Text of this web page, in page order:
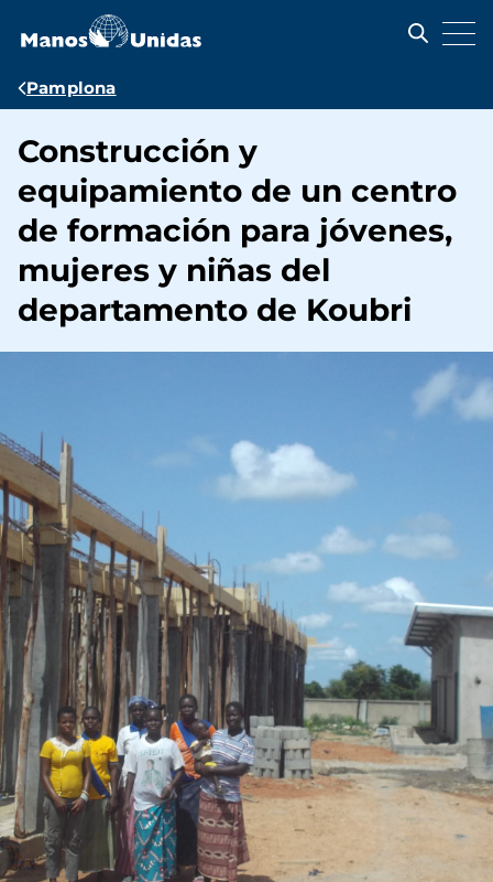
contenido
Ruta
navegación
Pamplona
Construcción y
equipamiento de un centro
de formación para jóvenes,
mujeres y niñas del
departamento de Koubri